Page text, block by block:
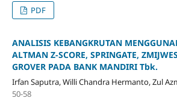
PDF
ANALISIS KEBANGKRUTAN
ALTMAN Z-SCORE, SPRINGATE,
GROVER PADA BANK MANDIRI Tbk.
Irfan Saputra, Willi Chandra Hermanto, Zul
50-58